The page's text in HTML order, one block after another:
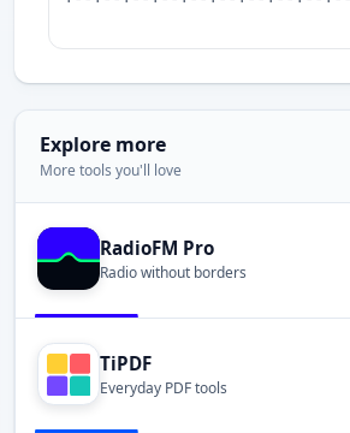
Explore more
More tools you'll love
RadioFM Pro
Radio without borders
TiPDF
Everyday PDF tools